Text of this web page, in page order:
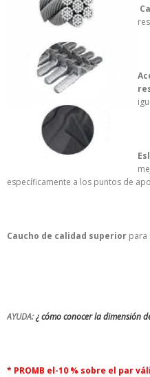
específicamente a los puntos de
Caucho de calidad superior para
AYUDA:¿ cómo conocer la dimensión
* PROMB el-10 % sobre el par